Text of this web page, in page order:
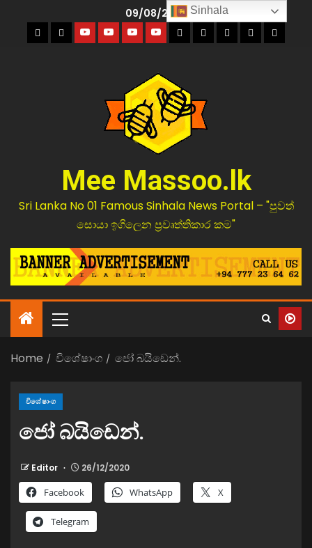
09/08/2026
Mee Massoo.lk
Sri Lanka No 01 Famous Sinhala News Portal – "පුවත්
සොයා ඉගිලෙන ප්‍රවෘත්තිකාර කම"
Home විශේෂාංග ජෝ බයි‌ඩෙන්.
විශේෂාංග
ජෝ බයි‌ඩෙන්.
Editor 26/12/2020
Facebook WhatsApp X
Telegram
Sinhala